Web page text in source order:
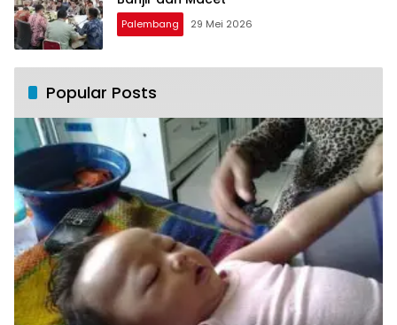
Palembang 29 Mei 2026
Popular Posts